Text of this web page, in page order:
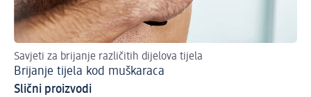
Savjeti za brijanje različitih dijelova tijela
Brijanje tijela kod muškaraca
Slični proizvodi